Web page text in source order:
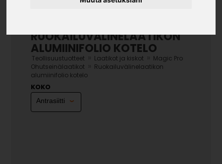
RUOKAILUVÄLINELAATIKON
ALUMIINIFOLIO KOTELO
Teollisuustuotteet Laatikot ja kiskot
Magic Pro
Ohutseinälaatikot
Ruokailuvälinelaatikon
alumiinifolio kotelo
KOKO